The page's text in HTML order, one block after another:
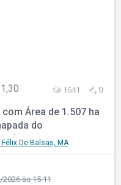
1641 0
Área de 1.507 ha
do
- São Félix de
Félix De Balsas, MA
às 15:11